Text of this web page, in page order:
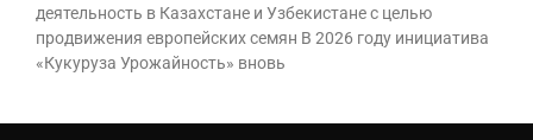
деятельность в Казахстане и Узбекистане с целью
продвижения европейских семян В 2026 году инициатива
«Кукуруза Урожайность» вновь